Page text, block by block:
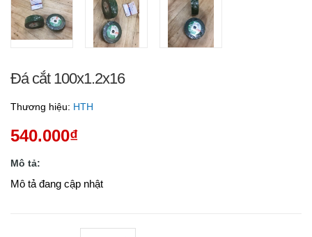
Đá cắt 100x1.2x16
Thương hiệu: HTH
540.000₫
Mô tả:
Mô tả đang cập nhật